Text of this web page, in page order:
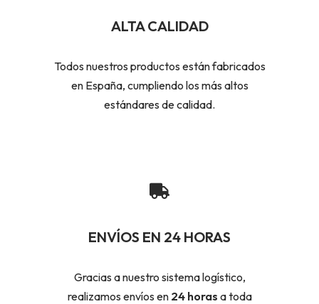
ALTA CALIDAD
Todos nuestros productos están fabricados
en España, cumpliendo los más altos
estándares de calidad.
ENVÍOS EN 24 HORAS
Gracias a nuestro sistema logístico,
realizamos envíos en 24 horas a toda